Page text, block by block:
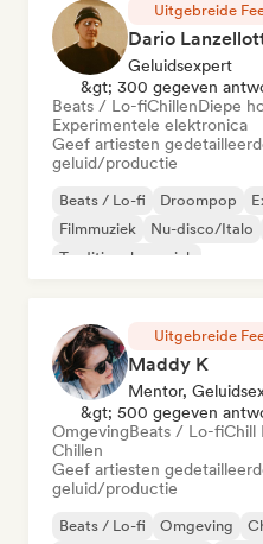
Uitgebreide
Dario
Geluidsexpert
&gt; 300 gegeven
Beats / Lo-fiChillenDiepe
Experimentele elektronica
Geef artiesten
geluid/productie
Beats / Lo-fi Droompop
Filmmuziek
Nu-disco/Italo
Traditionele muziek
Uitgebreide
Maddy K
Mentor,
&gt; 500 gegeven
OmgevingBeats / Lo-fiChill
Chillen
Geef artiesten
geluid/productie
Beats / Lo-fi Omgeving